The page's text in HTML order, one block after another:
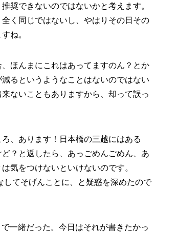
奨できないのではないかと考えます。
く同じではないし、やはりその日その
ね。
ほんまにこれはあってますのん？とか
るというようなことはないのではない
ないこともありますから、却って誤っ
、あります！日本橋の三越にはある
？と返したら、あっごめんごめん、あ
気をつけないといけないのです。
てそげんことに、と疑惑を深めたので
一緒だった。今日はそれが書きたかっ